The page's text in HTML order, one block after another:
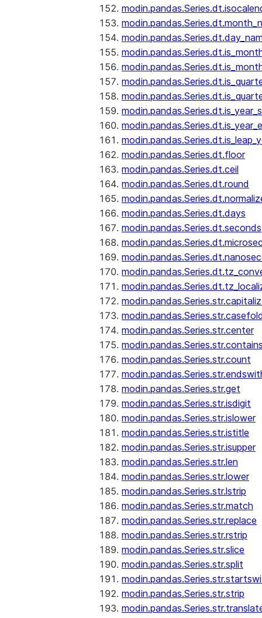
modin.pandas.Series.dt.floor
modin.pandas.Series.dt.ceil
modin.pandas.Series.dt.round
modin.pandas.Series.dt.days
modin.pandas.Series.dt.seconds
modin.pandas.Series.str.center
modin.pandas.Series.str.count
modin.pandas.Series.str.get
modin.pandas.Series.str.isdigit
modin.pandas.Series.str.islower
modin.pandas.Series.str.istitle
modin.pandas.Series.str.isupper
modin.pandas.Series.str.len
modin.pandas.Series.str.lower
modin.pandas.Series.str.lstrip
modin.pandas.Series.str.match
modin.pandas.Series.str.replace
modin.pandas.Series.str.rstrip
modin.pandas.Series.str.slice
modin.pandas.Series.str.split
modin.pandas.Series.str.strip